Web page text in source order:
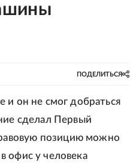
ПОДЕЛИТЬСЯ
и он не смог добраться
сделал Первый
позицию можно
офис у человека